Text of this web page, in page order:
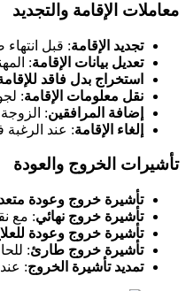
معاملات الإقامة والتجديد
تجديد الإقامة: قبل انتهاء
تعديل بيانات الإقامة:
استخراج بدل فاقد
نقل معلومات الإقامة:
إضافة المرافقين:
إلغاء الإقامة: عند الرغبة
تأشيرات الخروج والعودة
تأشيرة خروج وعودة
تأشيرة خروج نهائي: مع
تأشيرة خروج وعودة
تأشيرة خروج طارئ:
تمديد تأشيرة الخروج: